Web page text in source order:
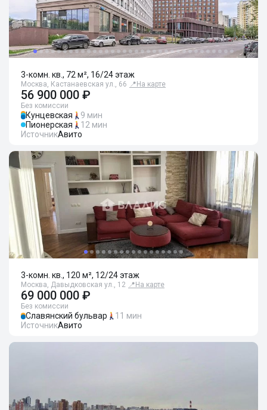
3-комн. кв., 72 м², 16/24 этаж
Москва, Кастанаевская ул., 66 📍 На карте
56 900 000 ₽
Без комиссии
Кунцевская
9 мин
Пионерская
12 мин
ИсточникАвито
3-комн. кв., 120 м², 12/24 этаж
Москва, Давыдковская ул., 12 📍 На карте
69 000 000 ₽
Без комиссии
Славянский бульвар
11 мин
ИсточникАвито